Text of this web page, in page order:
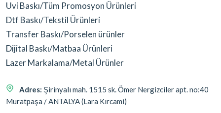
Uvi Baskı/Tüm Promosyon Ürünleri
Dtf Baskı/Tekstil Ürünleri
Transfer Baskı/Porselen ürünler
Dijital Baskı/Matbaa Ürünleri
Lazer Markalama/Metal Ürünler
Adres: Şirinyalı mah. 1515 sk. Ömer Nergizciler apt. no:40
Muratpaşa / ANTALYA (Lara Kırcami)